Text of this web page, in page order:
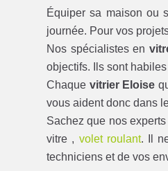
Équiper sa maison ou
journée. Pour vos
Nos spécialistes en
objectifs. Ils sont
Chaque vitrier Eloise
vous aident donc dans
Sachez que nos
vitre , volet roulant. Il
techniciens et de vos